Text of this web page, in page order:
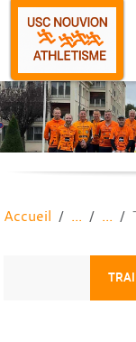
Accueil
Panneau de gestion